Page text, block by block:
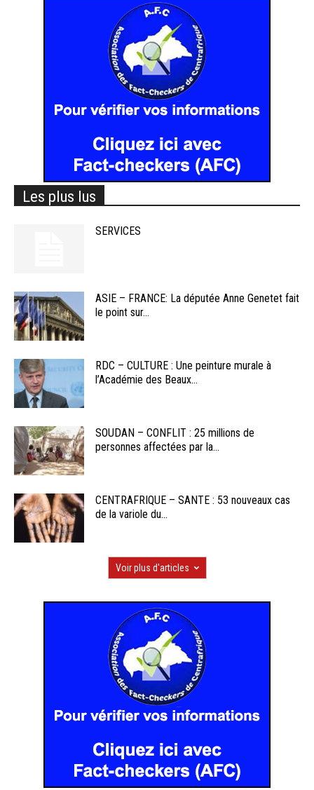
Les plus lus
SERVICES
ASIE – FRANCE: La députée Anne Genetet fait
le point sur...
RDC – CULTURE : Une peinture murale à
l’Académie des Beaux...
SOUDAN – CONFLIT : 25 millions de
personnes affectées par la...
CENTRAFRIQUE – SANTE : 53 nouveaux cas
de la variole du...
Voir plus d'articles